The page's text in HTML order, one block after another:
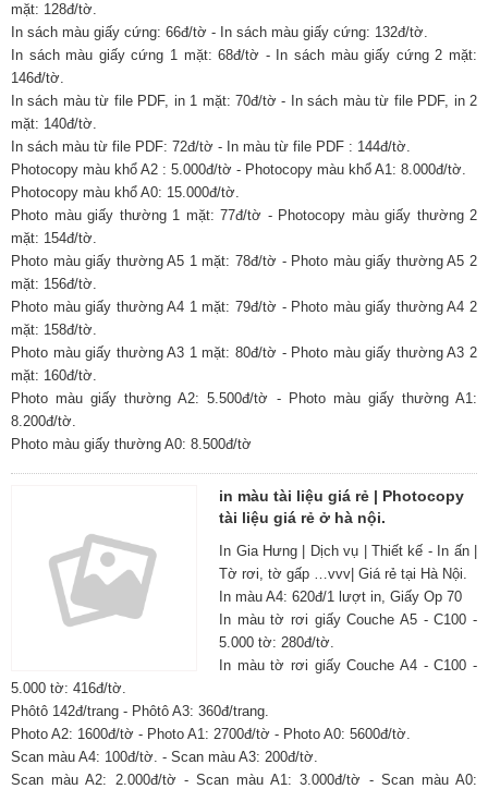
mặt: 128đ/tờ.
In sách màu giấy cứng: 66đ/tờ - In sách màu giấy cứng: 132đ/tờ.
In sách màu giấy cứng 1 mặt: 68đ/tờ - In sách màu giấy cứng 2 mặt:
146đ/tờ.
In sách màu từ file PDF, in 1 mặt: 70đ/tờ - In sách màu từ file PDF, in 2
mặt: 140đ/tờ.
In sách màu từ file PDF: 72đ/tờ - In màu từ file PDF : 144đ/tờ.
Photocopy màu khổ A2 : 5.000đ/tờ - Photocopy màu khổ A1: 8.000đ/tờ.
Photocopy màu khổ A0: 15.000đ/tờ.
Photo màu giấy thường 1 mặt: 77đ/tờ - Photocopy màu giấy thường 2
mặt: 154đ/tờ.
Photo màu giấy thường A5 1 mặt: 78đ/tờ - Photo màu giấy thường A5 2
mặt: 156đ/tờ.
Photo màu giấy thường A4 1 mặt: 79đ/tờ - Photo màu giấy thường A4 2
mặt: 158đ/tờ.
Photo màu giấy thường A3 1 mặt: 80đ/tờ - Photo màu giấy thường A3 2
mặt: 160đ/tờ.
Photo màu giấy thường A2: 5.500đ/tờ - Photo màu giấy thường A1:
8.200đ/tờ.
Photo màu giấy thường A0: 8.500đ/tờ
in màu tài liệu giá rẻ | Photocopy
tài liệu giá rẻ ở hà nội.
In Gia Hưng | Dịch vụ | Thiết kế - In ấn |
Tờ rơi, tờ gấp …vvv| Giá rẻ tại Hà Nội.
In màu A4: 620đ/1 lượt in, Giấy Op 70
In màu tờ rơi giấy Couche A5 - C100 -
5.000 tờ: 280đ/tờ.
In màu tờ rơi giấy Couche A4 - C100 -
5.000 tờ: 416đ/tờ.
Phôtô 142đ/trang - Phôtô A3: 360đ/trang.
Photo A2: 1600đ/tờ - Photo A1: 2700đ/tờ - Photo A0: 5600đ/tờ.
Scan màu A4: 100đ/tờ. - Scan màu A3: 200đ/tờ.
Scan màu A2: 2.000đ/tờ - Scan màu A1: 3.000đ/tờ - Scan màu A0: